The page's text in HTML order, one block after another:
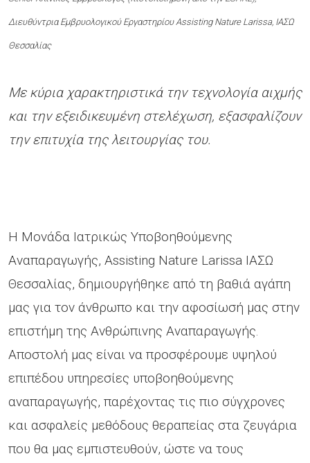
Διευθύντρια Εμβρυολογικού Εργαστηρίου Assisting Nature Larissa, ΙΑΣΩ
Θεσσαλίας
Με κύρια χαρακτηριστικά την τεχνολογία αιχμής
και την εξειδικευμένη στελέχωση, εξασφαλίζουν
την επιτυχία της λειτουργίας του.
Η Μονάδα Ιατρικώς Υποβοηθούμενης
Αναπαραγωγής, Assisting Nature Larissa ΙΑΣΩ
Θεσσαλίας, δημιουργήθηκε από τη βαθιά αγάπη
μας για τον άνθρωπο και την αφοσίωσή μας στην
επιστήμη της Ανθρώπινης Αναπαραγωγής.
Αποστολή μας είναι να προσφέρουμε υψηλού
επιπέδου υπηρεσίες υποβοηθούμενης
αναπαραγωγής, παρέχοντας τις πιο σύγχρονες
και ασφαλείς μεθόδους θεραπείας στα ζευγάρια
που θα μας εμπιστευθούν, ώστε να τους